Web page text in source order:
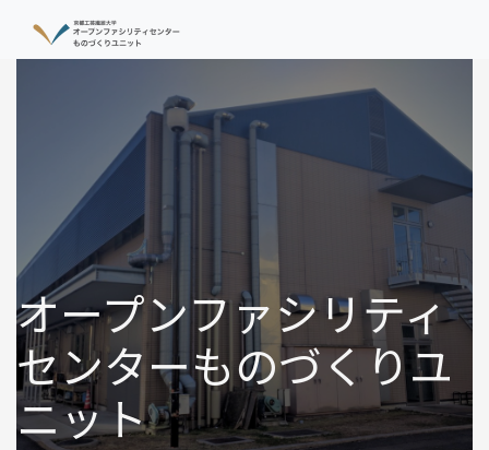
オープンファシリティ
センターものづくりユ
ニット